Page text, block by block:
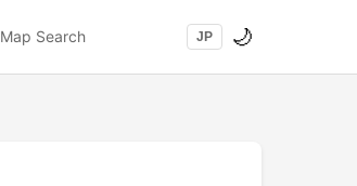
Map Search JP 🌙